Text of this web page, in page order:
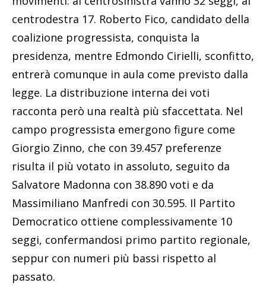
centrodestra 17. Roberto Fico, candidato della
coalizione progressista, conquista la
presidenza, mentre Edmondo Cirielli, sconfitto,
entrerà comunque in aula come previsto dalla
legge. La distribuzione interna dei voti
racconta però una realtà più sfaccettata. Nel
campo progressista emergono figure come
Giorgio Zinno, che con 39.457 preferenze
risulta il più votato in assoluto, seguito da
Salvatore Madonna con 38.890 voti e da
Massimiliano Manfredi con 30.595. Il Partito
Democratico ottiene complessivamente 10
seggi, confermandosi primo partito regionale,
seppur con numeri più bassi rispetto al
passato.